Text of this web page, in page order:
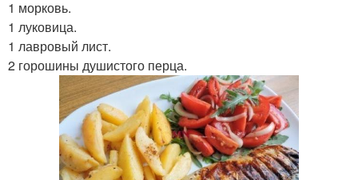
1 морковь.
1 луковица.
1 лавровый лист.
2 горошины душистого перца.